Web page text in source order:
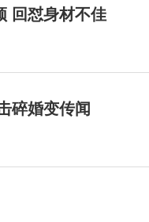
回怼身材不佳
碎婚变传闻